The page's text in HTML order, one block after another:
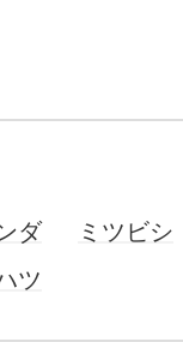
ダ
ミツビシ
ツ